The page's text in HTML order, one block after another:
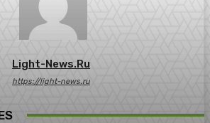
Light-News.ru
https://light-news.ru